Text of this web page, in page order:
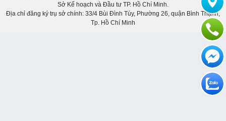
Sở Kế hoạch và Đầu tư TP. Hồ Chí Minh.
Địa chỉ đăng ký trụ sở chính: 33/4 Bùi Đình Túy, Phường 26, quận Bình Thạnh,
Tp. Hồ Chí Minh